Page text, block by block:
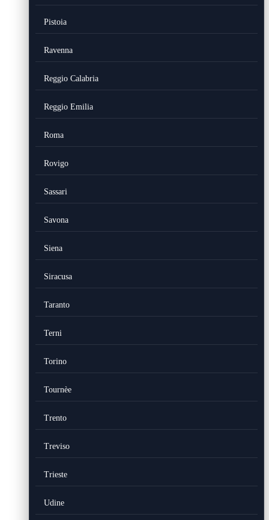
Pistoia
Ravenna
Reggio Calabria
Reggio Emilia
Roma
Rovigo
Sassari
Savona
Siena
Siracusa
Taranto
Terni
Torino
Tournèe
Trento
Treviso
Trieste
Udine